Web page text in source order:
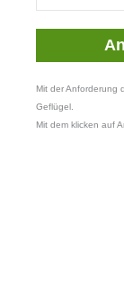
Mit der Anforderung
Geflügel.
Mit dem klicken auf